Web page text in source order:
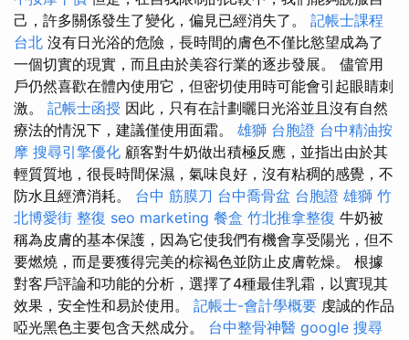
己，許多關係發生了變化，偏見已經消失了。 記帳士課程
台北 沒有日光浴的危險，長時間的膚色不僅比慾望成為了
一個切實的現實，而且由於美容行業的逐步發展。 儘管用
戶仍然喜歡在體內使用它，但密切使用時可能會引起眼睛刺
激。 記帳士函授 因此，只有在計劃曬日光浴並且沒有自然
療法的情況下，建議僅使用面霜。 雄獅 台胞證 台中精油按
摩 搜尋引擎優化 顧客對牛奶做出積極反應，並指出由於其
輕質質地，很長時間保濕，氣味良好，沒有粘稠的感覺，不
防水且經濟消耗。 台中 筋膜刀 台中喬骨盆 台胞證 雄獅 竹
北博愛街 整復 seo marketing 餐盒 竹北推拿整復 牛奶被
稱為皮膚的基本保護，因為它使我們有機會享受陽光，但不
要燃燒，而是要獲得完美的棕褐色並防止皮膚乾燥。 根據
對客戶評論和功能的分析，選擇了4種最佳乳霜，以實現其
效果，安全性和易於使用。 記帳士-會計學概要 虔誠的作品
啞光黑色主要包含天然成分。 台中整骨神醫 google 搜尋